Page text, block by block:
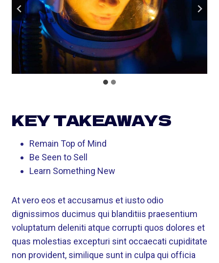
KEY TAKEAWAYS
Remain Top of Mind
Be Seen to Sell
Learn Something New
At vero eos et accusamus et iusto odio
dignissimos ducimus qui blanditiis praesentium
voluptatum deleniti atque corrupti quos dolores et
quas molestias excepturi sint occaecati cupiditate
non provident, similique sunt in culpa qui officia